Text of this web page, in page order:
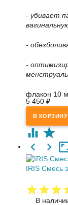
- убивает
-
-
флакон 10
5 450 ₽
IRIS Смесь
В